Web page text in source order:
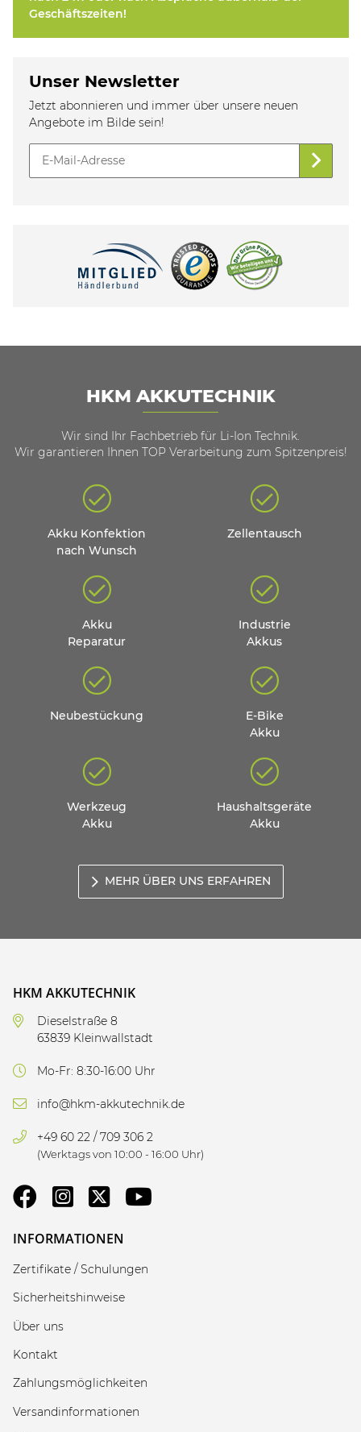
Geschäftszeiten!
Unser Newsletter
Jetzt abonnieren und immer über unsere neuen
Angebote im Bilde sein!
HKM AKKUTECHNIK
Wir sind Ihr Fachbetrieb für Li-Ion Technik.
Wir garantieren Ihnen TOP Verarbeitung zum Spitzenpreis!
Akku Konfektion
nach Wunsch
Zellentausch
Akku
Reparatur
Industrie
Akkus
Neubestückung
E-Bike
Akku
Werkzeug
Akku
Haushaltsgeräte
Akku
MEHR ÜBER UNS ERFAHREN
HKM AKKUTECHNIK
Dieselstraße 8
63839 Kleinwallstadt
Mo-Fr: 8:30-16:00 Uhr
info@hkm-akkutechnik.de
+49 60 22 / 709 306 2
(Werktags von 10:00 - 16:00 Uhr)
INFORMATIONEN
Zertifikate / Schulungen
Sicherheitshinweise
Über uns
Kontakt
Zahlungsmöglichkeiten
Versandinformationen